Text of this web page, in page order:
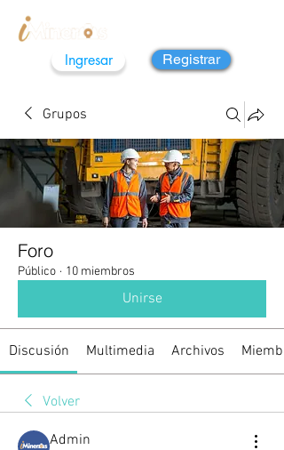
Ingresar Registrar
Grupos
Foro
Público · 10 miembros
Unirse
Discusión Multimedia Archivos
Volver
Admin